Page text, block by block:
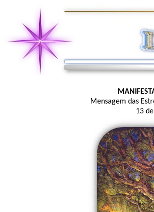
Mensagem das
13